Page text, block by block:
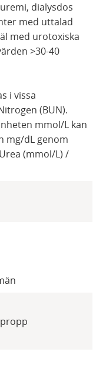
dialysdos
med uttalad
med urotoxiska
>30-40
i vissa
(BUN).
mmol/L kan
mg/dL genom
(mmol/L) /